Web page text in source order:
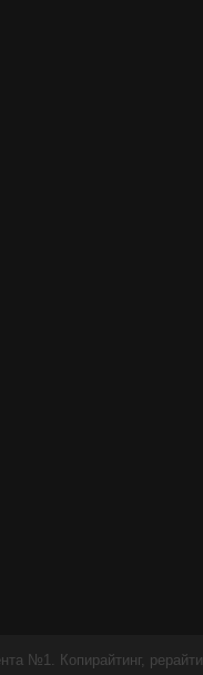
№1. Копирайтинг,